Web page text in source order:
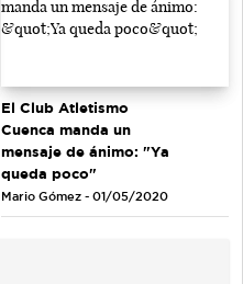
El Club Atletismo
Cuenca manda un
mensaje de ánimo: "Ya
queda poco"
Mario Gómez - 01/05/2020